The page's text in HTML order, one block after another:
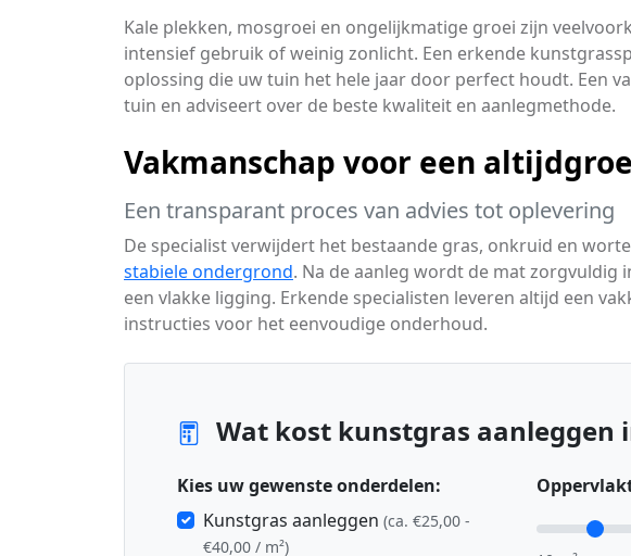
Kale plekken, mosgroei en ongelijkmatige groei zijn
intensief gebruik of weinig zonlicht. Een erkende
oplossing die uw tuin het hele jaar door perfect houdt. Een
tuin en adviseert over de beste kwaliteit en aanlegmethode.
Vakmanschap voor een
Een transparant proces van advies tot oplevering
De specialist verwijdert het bestaande gras, onkruid en
stabiele ondergrond. Na de aanleg wordt de mat
een vlakke ligging. Erkende specialisten leveren altijd een
instructies voor het eenvoudige onderhoud.
Wat kost kunstgras aanleggen
Kies uw gewenste onderdelen:
Kunstgras aanleggen (ca. €25,00 -
€40,00 / m²)